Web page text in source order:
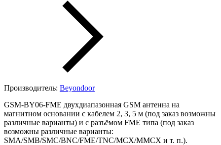
Производитель: Beyondoor
GSM-BY06-FME двухдиапазонная GSM антенна на
магнитном основании с кабелем 2, 3, 5 м (под заказ возможны
различные варианты) и с разъёмом FME типа (под заказ
возможны различные варианты:
SMA/SMB/SMC/BNC/FME/TNC/MCX/MMCX и т. п.).